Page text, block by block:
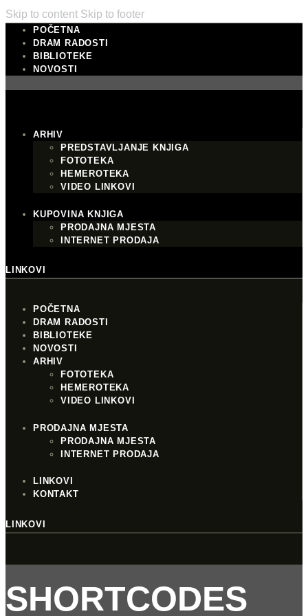
Skip to content Skip to footer
POČETNA
DRAM RADOSTI
BIBLIOTEKE
NOVOSTI
ARHIV
PREDSTAVLJANJE KNJIGA
FOTOTEKA
HEMEROTEKA
VIDEO LINKOVI
KUPOVINA KNJIGA
PRODAJNA MJESTA
INTERNET PRODAJA
LINKOVI
POČETNA
DRAM RADOSTI
BIBLIOTEKE
NOVOSTI
ARHIV
FOTOTEKA
HEMEROTEKA
VIDEO LINKOVI
PRODAJNA MJESTA
PRODAJNA MJESTA
INTERNET PRODAJA
LINKOVI
KONTAKT
LINKOVI
SHORTCODES